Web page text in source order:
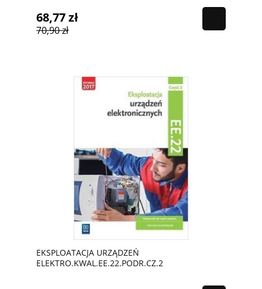
68,77 zł
70,90 zł
EKSPLOATACJA URZĄDZEŃ
ELEKTRO.KWAL.EE.22.PODR.CZ.2